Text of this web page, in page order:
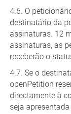
O
destinatário da
assinaturas. 12
assinaturas, as
receberão o
Se o
openPetition
directamente à
seja